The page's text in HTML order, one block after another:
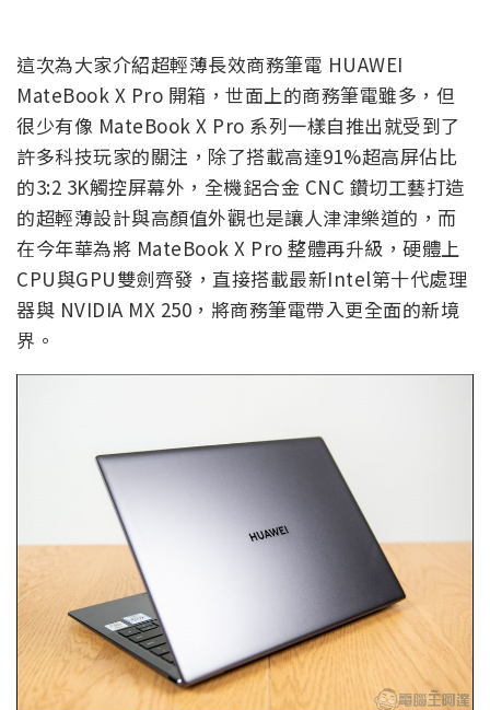
這次為大家介紹超輕薄長效商務筆電 HUAWEI
MateBook X Pro 開箱，世面上的商務筆電雖多，但
很少有像 MateBook X Pro 系列一樣自推出就受到了
許多科技玩家的關注，除了搭載高達91%超高屏佔比
的3:2 3K觸控屏幕外，全機鋁合金 CNC 鑽切工藝打造
的超輕薄設計與高顏值外觀也是讓人津津樂道的，而
在今年華為將 MateBook X Pro 整體再升級，硬體上
CPU與GPU雙劍齊發，直接搭載最新Intel第十代處理
器與 NVIDIA MX 250，將商務筆電帶入更全面的新境
界。